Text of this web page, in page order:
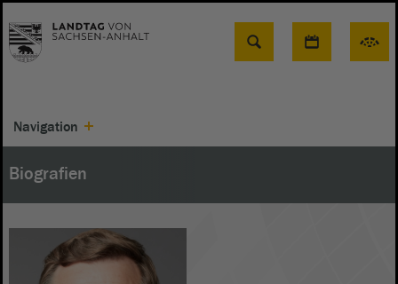
Suche
Navigation
Biografien